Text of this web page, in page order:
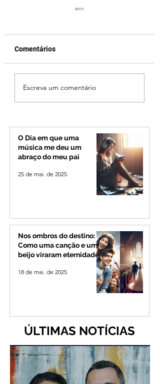
Patrocínio realiza
primeiras cirurgias de
reversão de colostomia
espera
Comentários
Escreva um comentário
O Dia em que uma
música me deu um
abraço do meu pai
25 de mai. de 2025
Nos ombros do destino:
Como uma canção e um
beijo viraram eternidade
18 de mai. de 2025
ÚLTIMAS NOTÍCIAS